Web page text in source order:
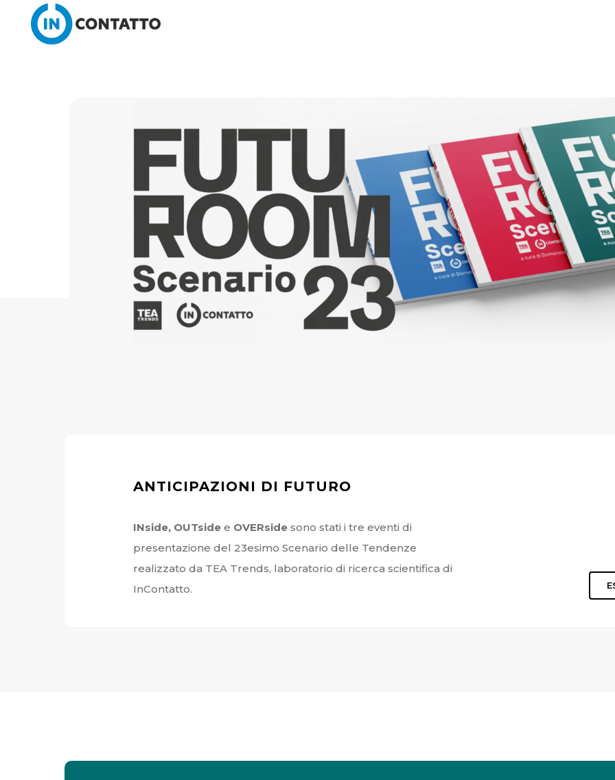
ANTICIPAZIONI DI FUTURO
INside, OUTside e OVERside sono stati i tre eventi di
presentazione del 23esimo Scenario delle Tendenze
realizzato da TEA Trends, laboratorio di ricerca scientifica di
InContatto.